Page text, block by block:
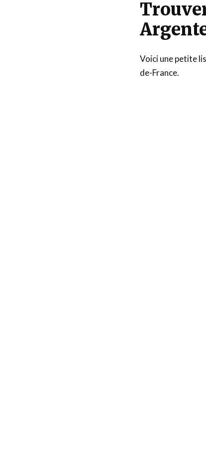
Voici une petite
de-France.